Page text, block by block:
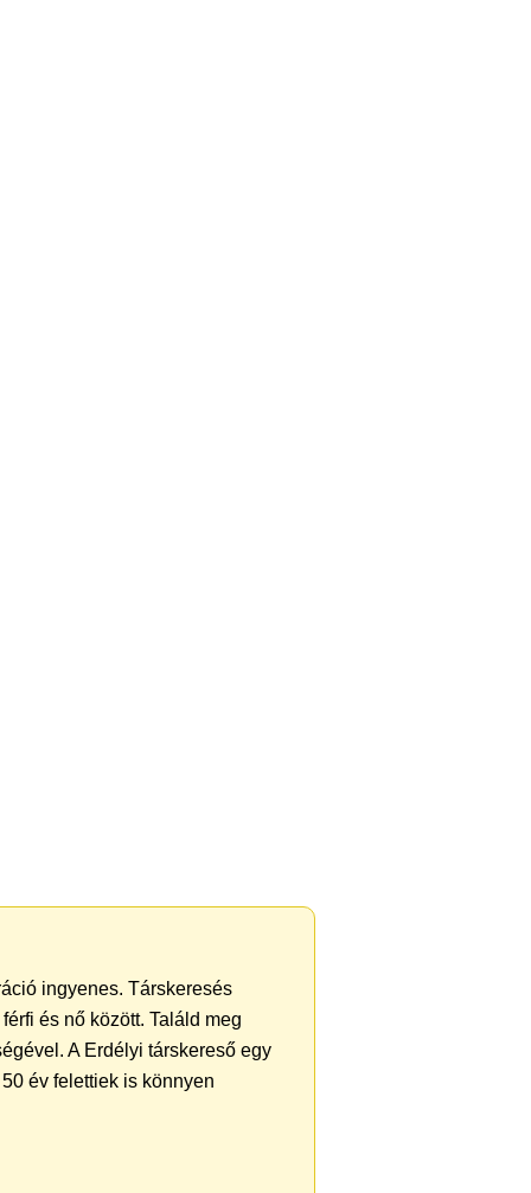
ingyenes. Társkeresés
és nő között. Találd meg
A Erdélyi társkereső egy
év felettiek is könnyen